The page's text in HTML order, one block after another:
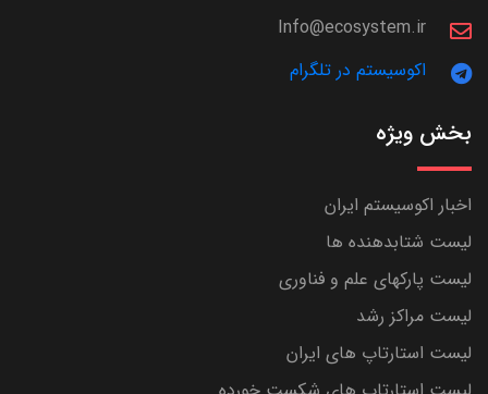
Info@ecosystem.ir
اکوسیستم در تلگرام
بخش ویژه
اخبار اکوسیستم ایران
لیست شتابدهنده ها
لیست پارکهای علم و فناوری
لیست مراکز رشد
لیست استارتاپ های ایران